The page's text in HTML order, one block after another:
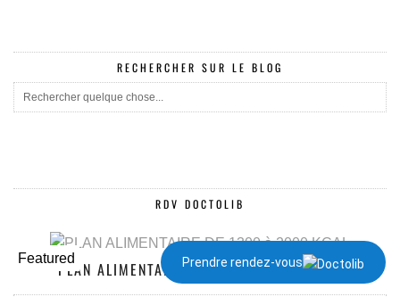
RECHERCHER SUR LE BLOG
RDV DOCTOLIB
Prendre rendez-vous
Featured
PLAN ALIMENTAIRE DE 1300 À 2000 KCAL